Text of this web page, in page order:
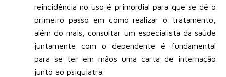
reincidência no uso é primordial para que se dê o
primeiro passo em como realizar o tratamento,
além do mais, consultar um especialista da saúde
juntamente com o dependente é fundamental
para se ter em mãos uma carta de internação
junto ao psiquiatra.